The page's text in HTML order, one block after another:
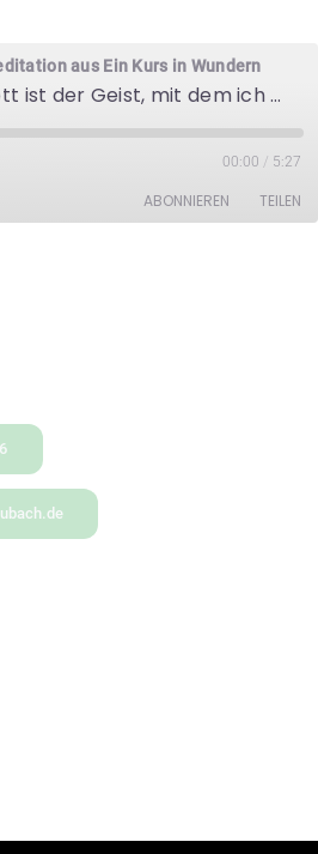
aus Ein Kurs in Wundern
Lektion 45 Gott ist der Geist, mit dem ich denke.
00:00 / 5:27
ABONNIEREN TEILEN